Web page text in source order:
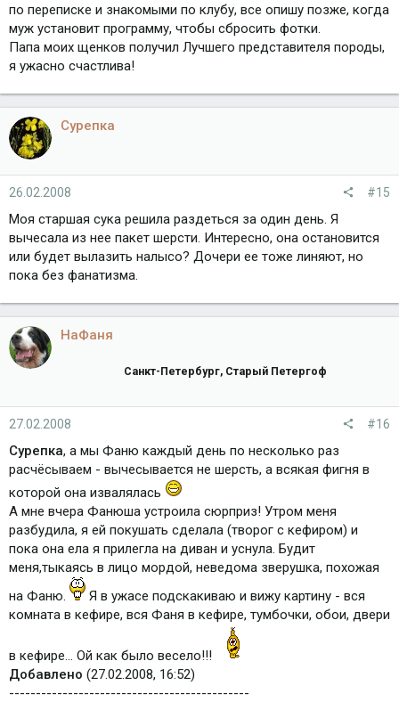
по переписке и знакомыми по клубу, все опишу позже, когда
муж установит программу, чтобы сбросить фотки.
Папа моих щенков получил Лучшего представителя породы,
я ужасно счастлива!
Сурепка
26.02.2008 #15
Моя старшая сука решила раздеться за один день. Я
вычесала из нее пакет шерсти. Интересно, она остановится
или будет вылазить налысо? Дочери ее тоже линяют, но
пока без фанатизма.
НаФаня
Санкт-Петербург, Старый Петергоф
27.02.2008 #16
Сурепка, а мы Фаню каждый день по несколько раз
расчёсываем - вычесывается не шерсть, а всякая фигня в
которой она извалялась
А мне вчера Фанюша устроила сюрприз! Утром меня
разбудила, я ей покушать сделала (творог с кефиром) и
пока она ела я прилегла на диван и уснула. Будит
меня,тыкаясь в лицо мордой, неведома зверушка, похожая
на Фаню.
Я в ужасе подскакиваю и вижу картину - вся
комната в кефире, вся Фаня в кефире, тумбочки, обои, двери
в кефире... Ой как было весело!!!
Добавлено (27.02.2008, 16:52)
---------------------------------------------